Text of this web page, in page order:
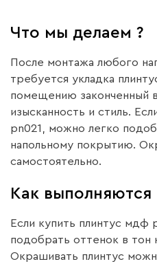
Что мы делаем ?
После монтажа любого
требуется укладка
помещению законченный
изысканность и стиль.
pn021, можно легко
напольному покрытию.
самостоятельно.
Как выполняются
Если купить плинтус мдф
подобрать оттенок в тон
Окрашивать плинтус